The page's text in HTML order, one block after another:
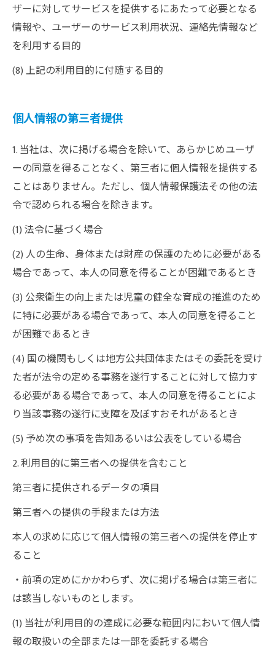
ザーに対してサービスを提供するにあたって必要となる
情報や、ユーザーのサービス利用状況、連絡先情報など
を利用する目的
(8) 上記の利用目的に付随する目的
個人情報の第三者提供
1. 当社は、次に掲げる場合を除いて、あらかじめユーザ
ーの同意を得ることなく、第三者に個人情報を提供する
ことはありません。ただし、個人情報保護法その他の法
令で認められる場合を除きます。
(1) 法令に基づく場合
(2) 人の生命、身体または財産の保護のために必要がある
場合であって、本人の同意を得ることが困難であるとき
(3) 公衆衛生の向上または児童の健全な育成の推進のため
に特に必要がある場合であって、本人の同意を得ること
が困難であるとき
(4) 国の機関もしくは地方公共団体またはその委託を受け
た者が法令の定める事務を遂行することに対して協力す
る必要がある場合であって、本人の同意を得ることによ
り当該事務の遂行に支障を及ぼすおそれがあるとき
(5) 予め次の事項を告知あるいは公表をしている場合
2. 利用目的に第三者への提供を含むこと
第三者に提供されるデータの項目
第三者への提供の手段または方法
本人の求めに応じて個人情報の第三者への提供を停止す
ること
・前項の定めにかかわらず、次に掲げる場合は第三者に
は該当しないものとします。
(1) 当社が利用目的の達成に必要な範囲内において個人情
報の取扱いの全部または一部を委託する場合